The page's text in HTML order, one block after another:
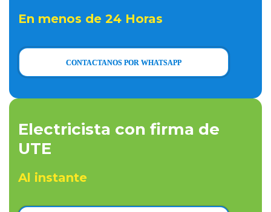
En menos de 24 Horas
CONTACTANOS POR WHATSAPP
Electricista con firma de
UTE
Al instante